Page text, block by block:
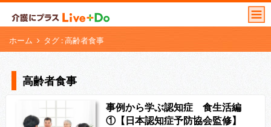
ホーム タグ : 高齢者食事
高齢者食事
事例から学ぶ認知症 食生活編
①【日本認知症予防協会監修】